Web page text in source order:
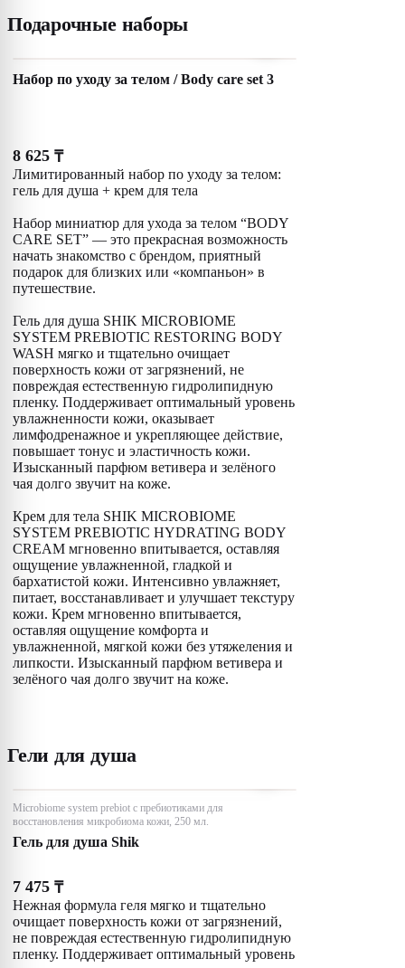
Подарочные наборы
Набор по уходу за телом / Body care set 3
8 625 ₸
Лимитированный набор по уходу за телом:
гель для душа + крем для тела
Набор миниатюр для ухода за телом “BODY
CARE SET” — это прекрасная возможность
начать знакомство с брендом, приятный
подарок для близких или «компаньон» в
путешествие.
Гель для душа SHIK MICROBIOME
SYSTEM PREBIOTIC RESTORING BODY
WASH мягко и тщательно очищает
поверхность кожи от загрязнений, не
повреждая естественную гидролипидную
пленку. Поддерживает оптимальный уровень
увлажненности кожи, оказывает
лимфодренажное и укрепляющее действие,
повышает тонус и эластичность кожи.
Изысканный парфюм ветивера и зелёного
чая долго звучит на коже.
Крем для тела SHIK MICROBIOME
SYSTEM PREBIOTIC HYDRATING BODY
CREAM мгновенно впитывается, оставляя
ощущение увлажненной, гладкой и
бархатистой кожи. Интенсивно увлажняет,
питает, восстанавливает и улучшает текстуру
кожи. Крем мгновенно впитывается,
оставляя ощущение комфорта и
увлажненной, мягкой кожи без утяжеления и
липкости. Изысканный парфюм ветивера и
зелёного чая долго звучит на коже.
Гели для душа
Microbiome system prebiot с пребиотиками для
восстановления микробиома кожи, 250 мл.
Гель для душа Shik
7 475 ₸
Нежная формула геля мягко и тщательно
очищает поверхность кожи от загрязнений,
не повреждая естественную гидролипидную
пленку. Поддерживает оптимальный уровень